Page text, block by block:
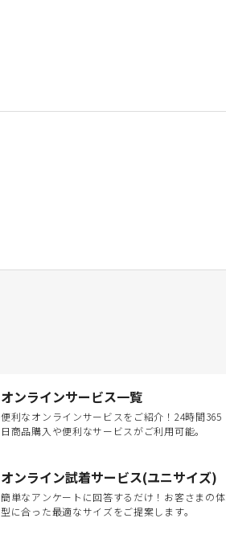
オンラインサービス一覧
便利なオンラインサービスをご紹介！24時間365
日商品購入や便利なサービスがご利用可能。
オンライン試着サービス(ユニサイズ)
簡単なアンケートに回答するだけ！お客さまの体
型に合った最適なサイズをご提案します。